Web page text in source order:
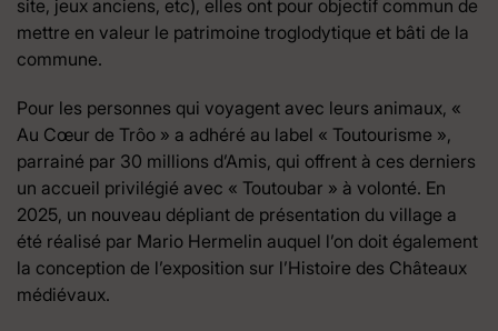
site, jeux anciens, etc), elles ont pour objectif commun de
mettre en valeur le patrimoine troglodytique et bâti de la
commune.
Pour les personnes qui voyagent avec leurs animaux, «
Au Cœur de Trôo » a adhéré au label « Toutourisme »,
parrainé par 30 millions d’Amis, qui offrent à ces derniers
un accueil privilégié avec « Toutoubar » à volonté. En
2025, un nouveau dépliant de présentation du village a
été réalisé par Mario Hermelin auquel l’on doit également
la conception de l’exposition sur l’Histoire des Châteaux
médiévaux.